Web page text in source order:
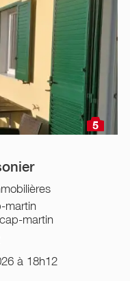
5
martin
martin
à 18h12